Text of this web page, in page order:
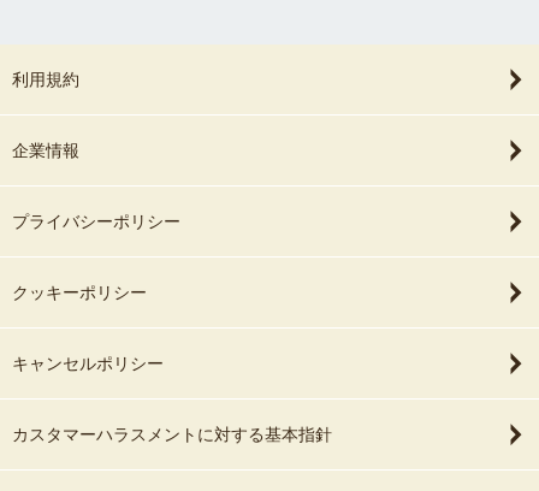
利用規約
企業情報
プライバシーポリシー
クッキーポリシー
キャンセルポリシー
カスタマーハラスメントに対する基本指針